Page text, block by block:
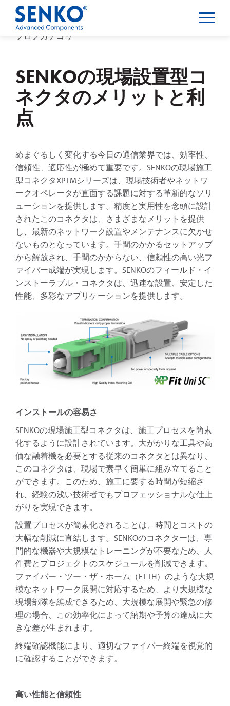
ブログカテゴリー
SENKOの現場設置型コ
ネクタのメリットと利
点
めまぐるしく変化する今日の通信業界では、効率性、
信頼性、適応性が極めて重要です。SENKOの現場施工
型コネクタXPTMシリーズは、現場技術者やネットワ
ークオペレータが直面する課題に対する革新的なソリ
ューションを提供します。精度と実用性を念頭に設計
されたこのコネクタは、さまざまなメリットを提供
し、最新のネットワーク設置やメンテナンスに欠かせ
ないものとなっています。手間のかかるセットアップ
から解放され、手間のかからない、信頼性の高い光フ
ァイバー成端が実現します。SENKOのフィールド・イ
ンストーラブル・コネクタは、迅速な設置、安定した
性能、多彩なアプリケーションを提供します。
インストールの容易さ
SENKOの現場施工型コネクタは、施工プロセスを簡素
化するように設計されています。大がかりな工具や高
価な融着機を必要とする従来のコネクタとは異なり、
このコネクタは、現場で素早く簡単に組み立てること
ができます。このため、施工に要する時間が短縮さ
れ、経験の浅い技術者でもプロフェッショナルな仕上
がりを実現できます。
設置プロセスが簡素化されることは、時間とコストの
大幅な削減に直結します。SENKOのコネクターは、専
門的な機器や大規模なトレーニングが不要なため、人
件費とプロジェクトのスケジュールを削減できます。
ファイバー・ツー・ザ・ホーム（FTTH）のような大規
模なネットワーク展開に対応するため、より大規模な
現場部隊を編成できるため、大規模な展開や緊急の修
理の場合、この効率化によって納期や予算の達成に大
きな差が生まれます。
終端確認機能により、適切なファイバー終端を視覚的
に確認することができます。
高い性能と信頼性